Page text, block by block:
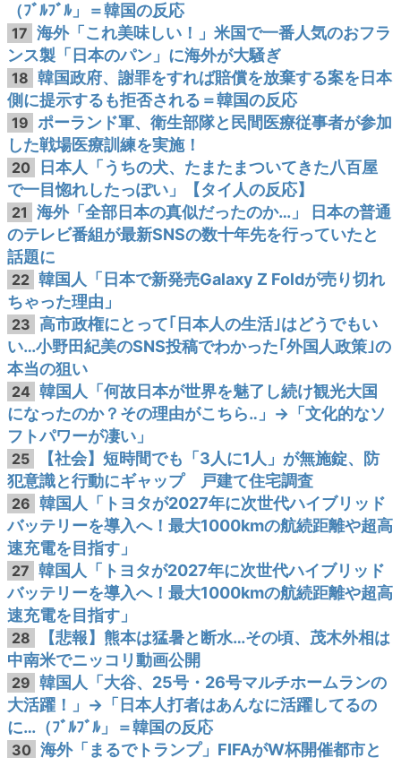
（ﾌﾞﾙﾌﾞﾙ」＝韓国の反応
17 海外「これ美味しい！」米国で一番人気のおフラ
ンス製「日本のパン」に海外が大騒ぎ
18 韓国政府、謝罪をすれば賠償を放棄する案を日本
側に提示するも拒否される＝韓国の反応
19 ポーランド軍、衛生部隊と民間医療従事者が参加
した戦場医療訓練を実施！
20
日本人「うちの犬、たまたまついてきた八百屋
で一目惚れしたっぽい」【タイ人の反応】
21
海外「全部日本の真似だったのか…」 日本の普通
のテレビ番組が最新SNSの数十年先を行っていたと
話題に
22 韓国人「日本で新発売Galaxy Z Foldが売り切れ
ちゃった理由」
23 高市政権にとって｢日本人の生活｣はどうでもい
い…小野田紀美のSNS投稿でわかった｢外国人政策｣の
本当の狙い
24 韓国人「何故日本が世界を魅了し続け観光大国
になったのか？その理由がこちら‥」→「文化的なソ
フトパワーが凄い」
25
【社会】短時間でも「3人に1人」が無施錠、防
犯意識と行動にギャップ 戸建て住宅調査
26 韓国人「トヨタが2027年に次世代ハイブリッド
バッテリーを導入へ！最大1000kmの航続距離や超高
速充電を目指す」
27 韓国人「トヨタが2027年に次世代ハイブリッド
バッテリーを導入へ！最大1000kmの航続距離や超高
速充電を目指す」
28
【悲報】熊本は猛暑と断水…その頃、茂木外相は
中南米でニッコリ動画公開
29 韓国人「大谷、25号・26号マルチホームランの
大活躍！」→「日本人打者はあんなに活躍してるの
に…（ﾌﾞﾙﾌﾞﾙ」＝韓国の反応
30 海外「まるでトランプ」FIFAがW杯開催都市と